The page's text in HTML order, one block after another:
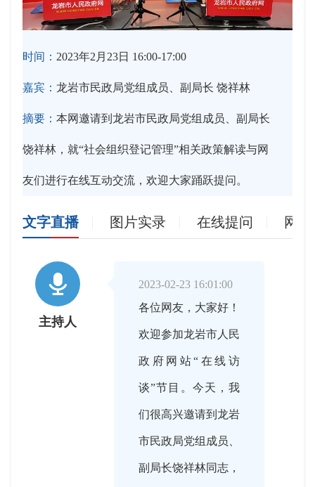
时间： 2023年2月23日 16:00-17:00
嘉宾： 龙岩市民政局党组成员、副局长 饶祥林
摘要： 本网邀请到龙岩市民政局党组成员、副局长
饶祥林，就“社会组织登记管理”相关政策解读与网
友们进行在线互动交流，欢迎大家踊跃提问。
文字直播 图片实录 在线提问 网

主持人
2023-02-23 16:01:00
各位网友，大家好！
欢迎参加龙岩市人民
政府网站“在线访
谈”节目。今天，我
们很高兴邀请到龙岩
市民政局党组成员、
副局长饶祥林同志，